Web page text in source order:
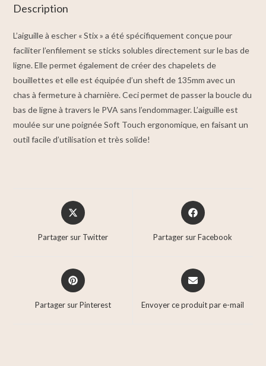
Description
L’aiguille à escher « Stix » a été spécifiquement conçue pour
faciliter l’enfilement se sticks solubles directement sur le bas de
ligne. Elle permet également de créer des chapelets de
bouillettes et elle est équipée d’un sheft de 135mm avec un
chas à fermeture à charnière. Ceci permet de passer la boucle du
bas de ligne à travers le PVA sans l’endommager. L’aiguille est
moulée sur une poignée Soft Touch ergonomique, en faisant un
outil facile d’utilisation et très solide!
Partager sur Twitter Partager sur Facebook
Partager sur Pinterest Envoyer ce produit par e-mail